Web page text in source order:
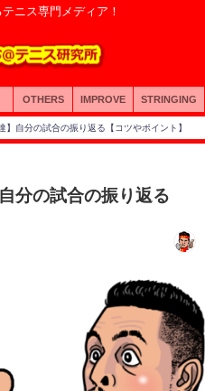
ニス専門メディア！
OTHERS IMPROVE STRINGING
】自分の試合の振り返る【コツやポイント】
分の試合の振り返る